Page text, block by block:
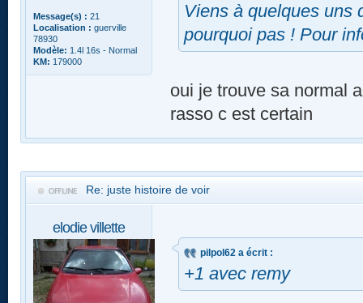
Message(s) : 21
Localisation : guerville
78930
Modèle: 1.4l 16s - Normal
KM: 179000
Viens à quelques uns
pourquoi pas ! Pour
oui je trouve sa normal
rasso c est certain
Re: juste histoire de voir
elodie villette
pilpol62 a écrit :
+1 avec remy